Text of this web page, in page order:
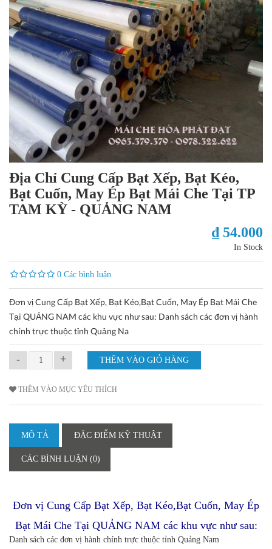
Địa Chỉ Cung Cấp Bạt Xếp, Bạt Kéo,
Bạt Cuốn, May Ép Bạt Mái Che Tại TP
TAM KỲ - QUẢNG NAM
₫ 54.000
In Stock
0 Các bình luận
Đơn vị Cung Cấp Bạt Xếp, Bạt Kéo,Bạt Cuốn, May Ép Bạt Mái Che
Tại QUẢNG NAM các khu vực như sau: Danh sách các đơn vị hành
chính trực thuộc tỉnh Quảng Na
- +
THÊM VÀO MỤC YÊU THÍCH
MÔ TẢ ĐẶC ĐIỂM KỸ THUẬT
CÁC BÌNH LUẬN (0)
Đơn vị Cung Cấp Bạt Xếp, Bạt Kéo,Bạt Cuốn, May Ép
Bạt Mái Che Tại QUẢNG NAM các khu vực như sau:
Danh sách các đơn vị hành chính trực thuộc tỉnh Quảng Nam